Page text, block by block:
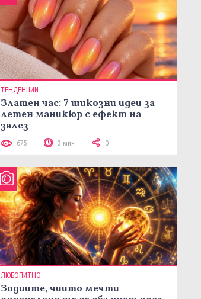
ТЕНДЕНЦИИ
Златен час: 7 шикозни идеи за
летен маникюр с ефект на
залез
675 3 мин 0
ЛЮБОПИТНО
Зодиите, чиито мечти